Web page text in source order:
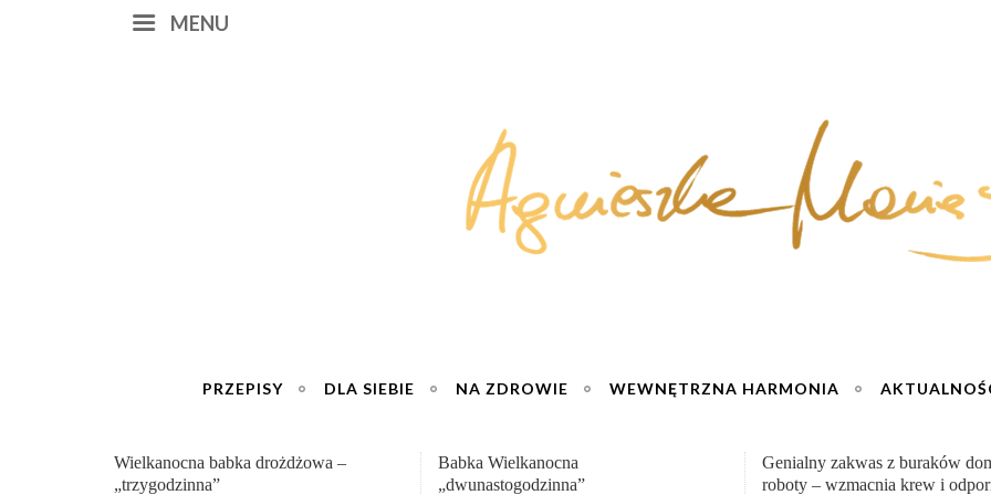
MENU
PRZEPISY DLA SIEBIE NA ZDROWIE WEWNĘTRZNA HARMONIA
Babka Wielkanocna
„dwunastogodzinna”
Genialny zakwas z buraków domowej
roboty – wzmacnia krew i odporność
„Przemiana” Podróż do siły i